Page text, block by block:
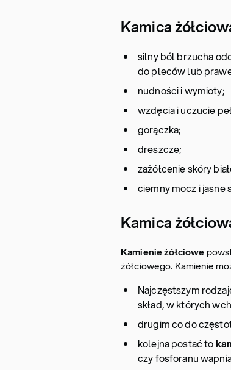
Kamica
silny ból brzucha
do pleców lub
nudności i wymioty;
wzdęcia i uczucie
gorączka;
dreszcze;
zażółcenie skóry
ciemny mocz i jasne
Kamica
Kamienie żółciowe
żółciowego. Kamienie
Najczęstszym
skład, w których
drugim co do
kolejna postać to
czy fosforanu